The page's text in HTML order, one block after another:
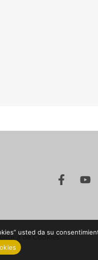
de Cookies
usted da su